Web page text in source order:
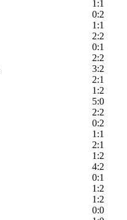
1:1
0:2
1:1
2:2
0:1
2:2
3:2
2:1
1:2
5:0
2:2
0:2
1:1
2:1
1:2
4:2
0:1
1:2
1:2
0:0